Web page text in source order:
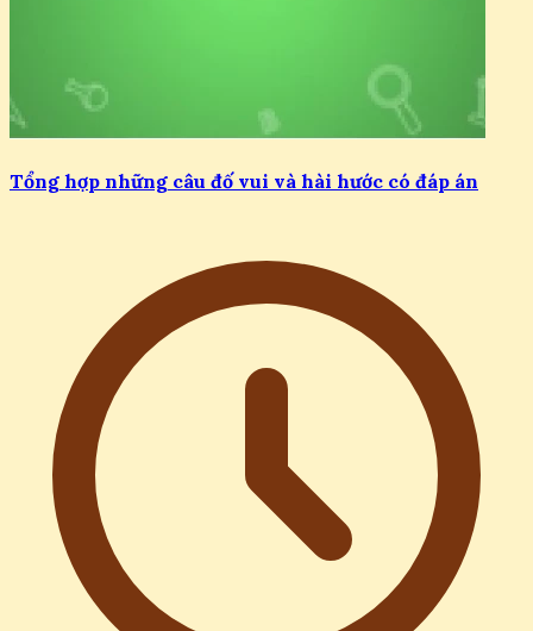
Tổng hợp những câu đố vui và hài hước có đáp án